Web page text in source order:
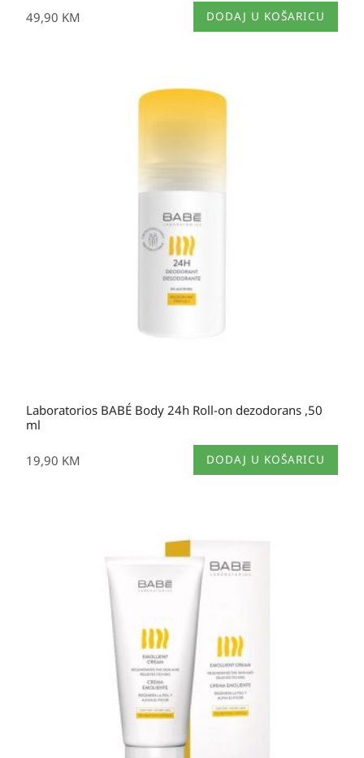
49,90 KM DODAJ U KOŠARICU
Laboratorios BABÉ Body 24h Roll-on dezodorans ,50
ml
19,90 KM DODAJ U KOŠARICU